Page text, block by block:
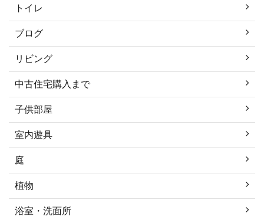
トイレ
ブログ
リビング
中古住宅購入まで
子供部屋
室内遊具
庭
植物
浴室・洗面所